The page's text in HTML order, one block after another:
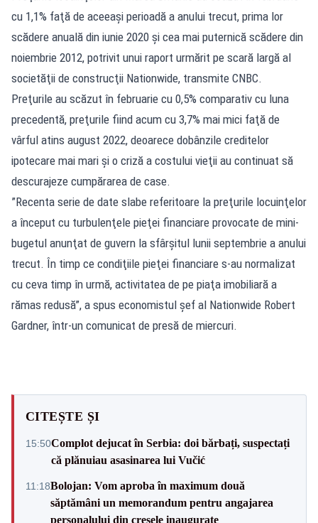
cu 1,1% faţă de aceeaşi perioadă a anului trecut, prima lor
scădere anuală din iunie 2020 şi cea mai puternică scădere din
noiembrie 2012, potrivit unui raport urmărit pe scară largă al
societăţii de construcţii Nationwide, transmite CNBC.
Preţurile au scăzut în februarie cu 0,5% comparativ cu luna
precedentă, preţurile fiind acum cu 3,7% mai mici faţă de
vârful atins august 2022, deoarece dobânzile creditelor
ipotecare mai mari şi o criză a costului vieţii au continuat să
descurajeze cumpărarea de case.
”Recenta serie de date slabe referitoare la preţurile locuinţelor
a început cu turbulenţele pieţei financiare provocate de mini-
bugetul anunţat de guvern la sfârşitul lunii septembrie a anului
trecut. În timp ce condiţiile pieţei financiare s-au normalizat
cu ceva timp în urmă, activitatea de pe piaţa imobiliară a
rămas redusă”, a spus economistul şef al Nationwide Robert
Gardner, într-un comunicat de presă de miercuri.
CITEȘTE ȘI
15:50Complot dejucat în Serbia: doi bărbați, suspectați
că plănuiau asasinarea lui Vučić
11:18Bolojan: Vom aproba în maximum două
săptămâni un memorandum pentru angajarea
personalului din creșele inaugurate